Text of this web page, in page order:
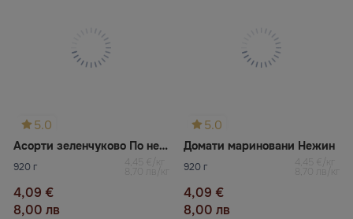
5.0
Асорти зеленчуково По нежински №1 Нежин
920 г 4,45 €/кг
8,70 лв/кг
4,09 €
8,00 лв
5.0
Домати мариновани Нежин
920 г 4,45 €/кг
8,70 лв/кг
4,09 €
8,00 лв